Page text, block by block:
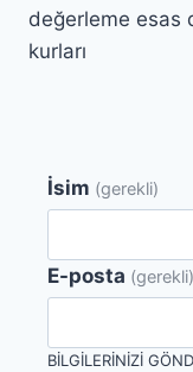
değerleme esas
kurları
İsim (gerekli)
E-posta (gerekli)
BILGILERINIZI